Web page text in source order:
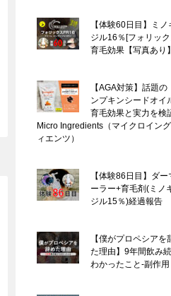
【体験60日目】ミノ
ジル16％[フォリッ
育毛効果【写真あり】
【AGA対策】話題の
ンプキンシードオイ
育毛効果と実力を検
Micro Ingredients（マイクロイン
ィエンツ）
【体験86日目】ダー
ーラー+育毛剤(ミノ
ジル15％)経過報告
【僕がプロペシアを
た理由】9年間飲み
わかったこと-副作用